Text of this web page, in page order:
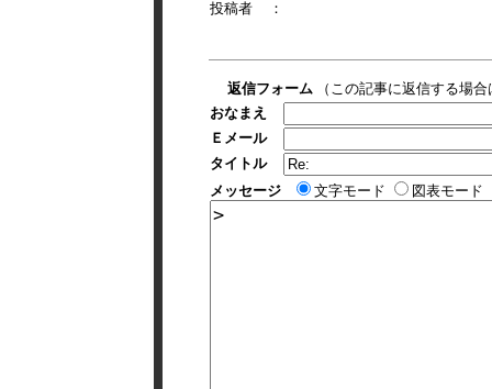
投稿者
：
返信フォーム （この記事に返信する場
おなまえ
Ｅメール
タイトル
メッセージ
文字モード 図表モード